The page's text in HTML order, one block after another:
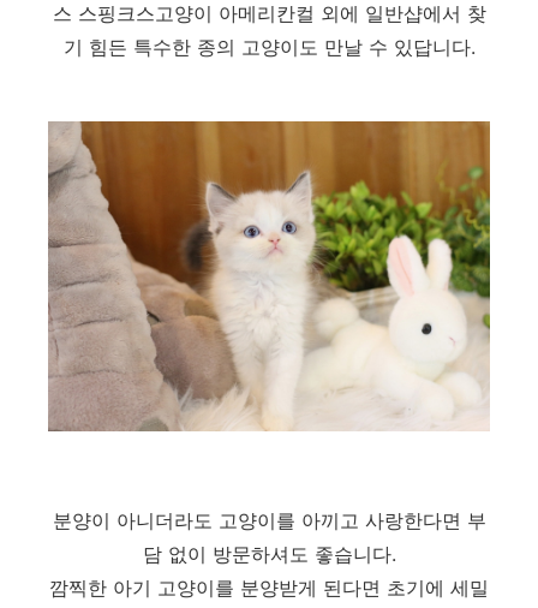
스 스핑크스고양이 아메리칸컬 외에 일반샵에서 찾
기 힘든 특수한 종의 고양이도 만날 수 있답니다.
분양이 아니더라도 고양이를 아끼고 사랑한다면 부
담 없이 방문하셔도 좋습니다.
깜찍한 아기 고양이를 분양받게 된다면 초기에 세밀